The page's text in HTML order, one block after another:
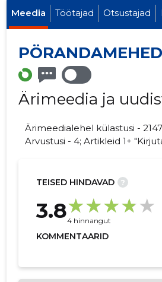
Meedia Töötajad Otsustajad
Ärimeedia ja
Ärimeedialehel külastusi -
Arvustusi - 4; Artikleid 1+ "Kirjuta
TEISED HINDAVAD ?
3.84 hinnangut
KOMMENTAARID